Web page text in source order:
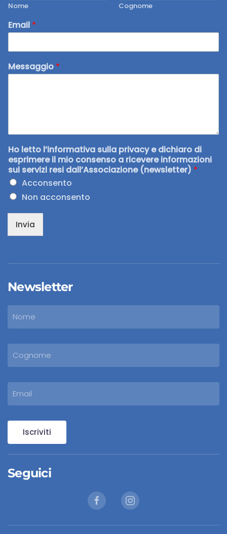
Nome Cognome
Email *
Messaggio *
Ho letto l’informativa sulla privacy e dichiaro di
esprimere il mio consenso a ricevere informazioni
sui servizi resi dall’Associazione (newsletter) *
Acconsento
Non acconsento
Invia
Newsletter
Iscriviti
Seguici